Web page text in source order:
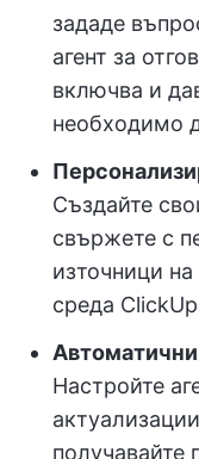
зададе
агент за
включва и
необходимо
Създайте
свържете с
източници
среда
Настройте
получавайте